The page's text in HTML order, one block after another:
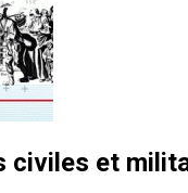
civiles et